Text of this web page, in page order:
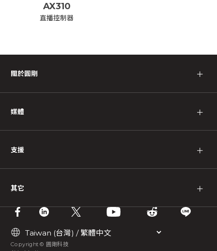
AX310
直播控制器
關於圓剛 ＋
媒體 ＋
支援 ＋
其它 ＋
Copyright © 圓剛科技